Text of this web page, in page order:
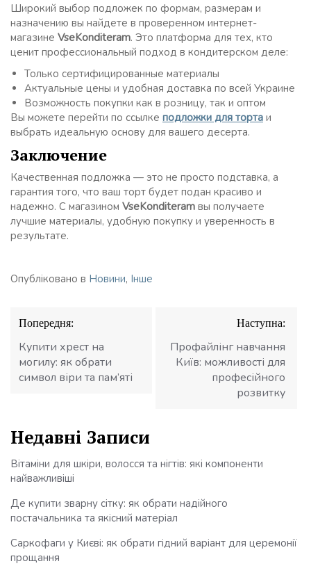
Широкий выбор подложек по формам, размерам и
назначению вы найдете в проверенном интернет-
магазине VseKonditeram. Это платформа для тех, кто
ценит профессиональный подход в кондитерском деле:
Только сертифицированные материалы
Актуальные цены и удобная доставка по всей Украине
Возможность покупки как в розницу, так и оптом
Вы можете перейти по ссылке подложки для торта и
выбрать идеальную основу для вашего десерта.
Заключение
Качественная подложка — это не просто подставка, а
гарантия того, что ваш торт будет подан красиво и
надежно. С магазином VseKonditeram вы получаете
лучшие материалы, удобную покупку и уверенность в
результате.
Опубліковано в Новини, Інше
Навігація
записів
Попередня:
Купити хрест на
могилу: як обрати
символ віри та пам’яті
Наступна:
Профайлінг навчання
Київ: можливості для
професійного
розвитку
Недавні Записи
Вітаміни для шкіри, волосся та нігтів: які компоненти
найважливіші
Де купити зварну сітку: як обрати надійного
постачальника та якісний матеріал
Саркофаги у Києві: як обрати гідний варіант для церемонії
прощання